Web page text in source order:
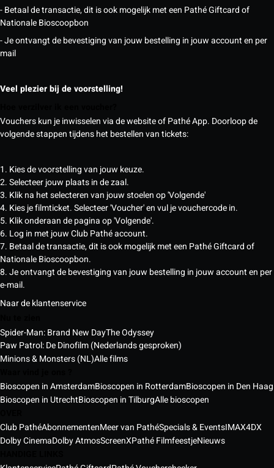
- Betaal de transactie, dit is ook mogelijk met een Pathé Giftcard of
Nationale Bioscoopbon
- Je ontvangt de bevestiging van jouw bestelling in jouw account en per
mail
Veel plezier bij de voorstelling!
Vouchers kun je inwisselen via de website of Pathé App. Doorloop de
volgende stappen tijdens het bestellen van tickets:
1. Kies de voorstelling van jouw keuze.
2. Selecteer jouw plaats in de zaal.
3. Klik na het selecteren van jouw stoelen op 'Volgende'
4. Kies je filmticket. Selecteer 'Voucher' en vul je vouchercode in.
5. Klik onderaan de pagina op 'Volgende'.
6. Log in met jouw Club Pathé account.
7. Betaal de transactie, dit is ook mogelijk met een Pathé Giftcard of
Nationale Bioscoopbon.
8. Je ontvangt de bevestiging van jouw bestelling in jouw account en per
e-mail.
Naar de klantenservice
Spider-Man: Brand New DayThe Odyssey
Paw Patrol: De Dinofilm (Nederlands gesproken)
Minions & Monsters (NL)Alle films
Bioscopen in AmsterdamBioscopen in RotterdamBioscopen in Den Haag
Bioscopen in UtrechtBioscopen in TilburgAlle bioscopen
Club PathéAbonnementenMeer van PathéSpecials & EventsIMAX4DX
Dolby CinemaDolby AtmosScreenXPathé FilmfeestjeNieuws